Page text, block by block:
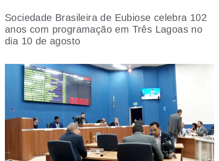
Sociedade Brasileira de Eubiose celebra 102
anos com programação em Três Lagoas no
dia 10 de agosto